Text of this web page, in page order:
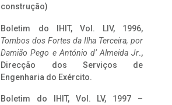
construção)
Boletim do IHIT, Vol. LIV, 1996,
Tombos dos Fortes da Ilha Terceira, por
Damião Pego e António d’ Almeida Jr.,
Direcção dos Serviços de
Engenharia do Exército.
Boletim do IHIT, Vol. LV, 1997 –